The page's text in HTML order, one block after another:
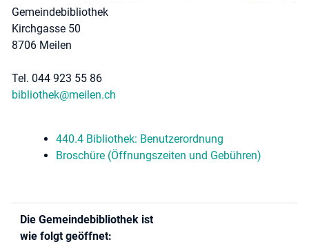
Gemeindebibliothek
Kirchgasse 50
8706 Meilen
Tel. 044 923 55 86
bibliothek@meilen.ch
440.4 Bibliothek: Benutzerordnung
Broschüre (Öffnungszeiten und Gebühren)
Die Gemeindebibliothek ist
wie folgt geöffnet: